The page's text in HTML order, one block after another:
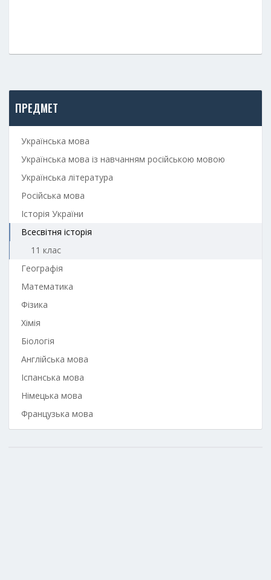
ПРЕДМЕТ
Українська мова
Українська мова із навчанням російською мовою
Українська література
Російська мова
Історія України
Всесвітня історія
11 клас
Географія
Математика
Фізика
Хімія
Біологія
Англійська мова
Іспанська мова
Німецька мова
Французька мова